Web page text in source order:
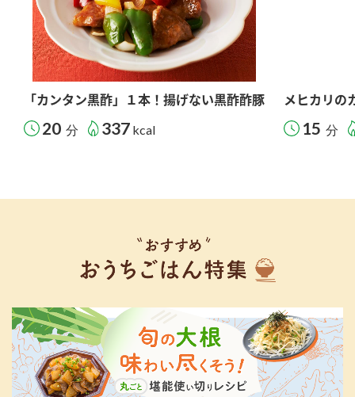
「カンタン黒酢」１本！揚げない黒酢酢豚
20 分 337 kcal
メヒカリの
15 分